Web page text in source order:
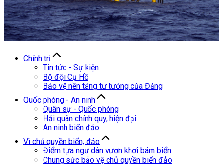
Chính trị
Tin tức - Sự kiện
Bộ đội Cụ Hồ
Bảo vệ nền tảng tư tưởng của Đảng
Quốc phòng - An ninh
Quân sự - Quốc phòng
Hải quân chính quy, hiện đại
An ninh biển đảo
Vì chủ quyền biển, đảo
Điểm tựa ngư dân vươn khơi bám biển
Chung sức bảo vệ chủ quyền biển đảo